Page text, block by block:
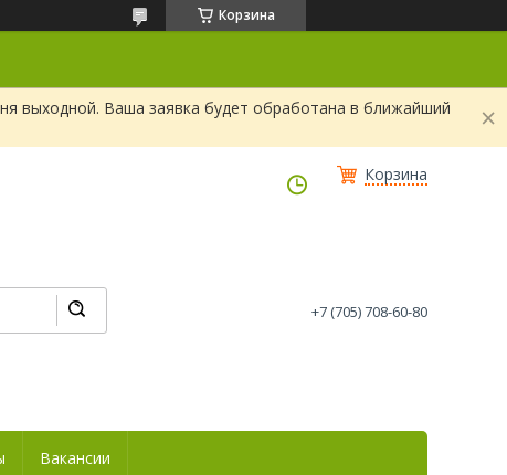
Корзина
выходной. Ваша заявка будет обработана в ближайший
Корзина
+7 (705) 708-60-80
Вакансии